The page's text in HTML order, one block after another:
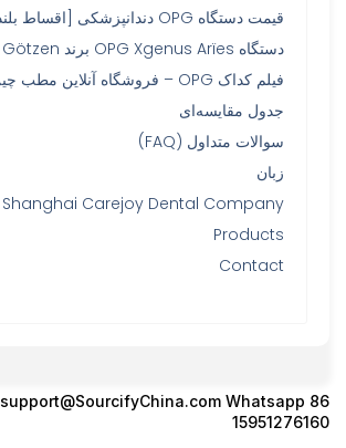
قیمت دستگاه OPG دندانپزشکی [اقساط بلندمدت]
دستگاه OPG Xgenus Arïes برند de Götzen
فیلم کداک OPG – فروشگاه آنلاین مطب چین
جدول مقایسه‌ای
سوالات متداول (FAQ)
زبان
Shanghai Carejoy Dental Company
Products
Contact
support@SourcifyChina.com Whatsapp 86
15951276160